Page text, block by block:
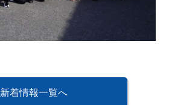
新着情報一覧へ